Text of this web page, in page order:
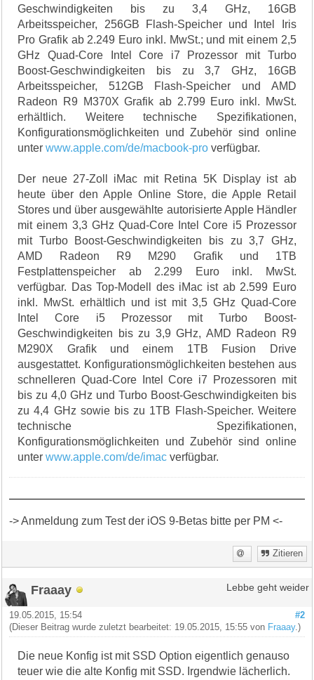
Geschwindigkeiten bis zu 3,4 GHz, 16GB
Arbeitsspeicher, 256GB Flash-Speicher und Intel Iris
Pro Grafik ab 2.249 Euro inkl. MwSt.; und mit einem 2,5
GHz Quad-Core Intel Core i7 Prozessor mit Turbo
Boost-Geschwindigkeiten bis zu 3,7 GHz, 16GB
Arbeitsspeicher, 512GB Flash-Speicher und AMD
Radeon R9 M370X Grafik ab 2.799 Euro inkl. MwSt.
erhältlich. Weitere technische Spezifikationen,
Konfigurationsmöglichkeiten und Zubehör sind online
unterwww.apple.com/de/macbook-pro verfügbar.
Der neue 27-Zoll iMac mit Retina 5K Display ist ab
heute über den Apple Online Store, die Apple Retail
Stores und über ausgewählte autorisierte Apple Händler
mit einem 3,3 GHz Quad-Core Intel Core i5 Prozessor
mit Turbo Boost-Geschwindigkeiten bis zu 3,7 GHz,
AMD Radeon R9 M290 Grafik und 1TB
Festplattenspeicher ab 2.299 Euro inkl. MwSt.
verfügbar. Das Top-Modell des iMac ist ab 2.599 Euro
inkl. MwSt. erhältlich und ist mit 3,5 GHz Quad-Core
Intel Core i5 Prozessor mit Turbo Boost-
Geschwindigkeiten bis zu 3,9 GHz, AMD Radeon R9
M290X Grafik und einem 1TB Fusion Drive
ausgestattet. Konfigurationsmöglichkeiten bestehen aus
schnelleren Quad-Core Intel Core i7 Prozessoren mit
bis zu 4,0 GHz und Turbo Boost-Geschwindigkeiten bis
zu 4,4 GHz sowie bis zu 1TB Flash-Speicher. Weitere
technische Spezifikationen,
Konfigurationsmöglichkeiten und Zubehör sind online
unterwww.apple.com/de/imac verfügbar.
-> Anmeldung zum Test der iOS 9-Betas bitte per PM <-
Zitieren
Fraaay Lebbe geht weider
#2
19.05.2015, 15:54
(Dieser Beitrag wurde zuletzt bearbeitet: 19.05.2015, 15:55 von Fraaay.)
Die neue Konfig ist mit SSD Option eigentlich genauso
teuer wie die alte Konfig mit SSD. Irgendwie lächerlich.